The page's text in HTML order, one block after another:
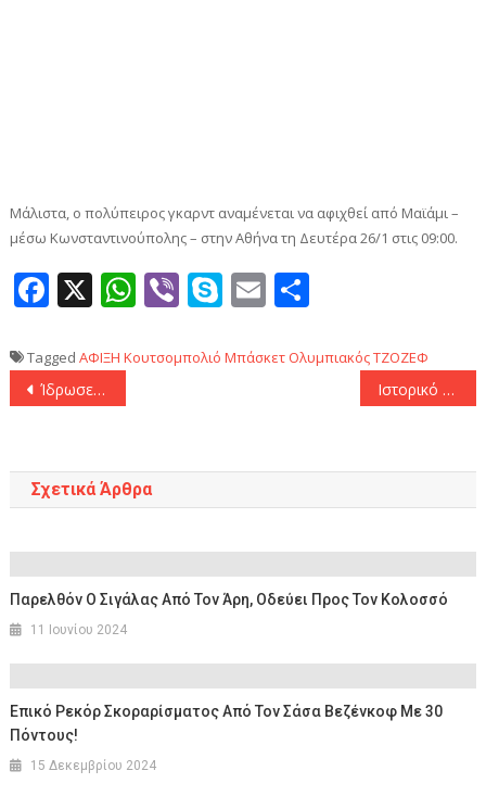
Μάλιστα, ο πολύπειρος γκαρντ αναμένεται να αφιχθεί από Μαϊάμι –
μέσω Κωνσταντινούπολης – στην Αθήνα τη Δευτέρα 26/1 στις 09:00.
Facebook
X WhatsApp
ViberSkype
Email
Tagged ΑΦΙΞΗ Κουτσομπολιό Μπάσκετ ΟλυμπιακόςΤΖΟΖΕΦ
Πλοήγηση
Ίδρωσε αλλά έφυγε νικητής από τη Ρόδο με ιστορικό Γουόρντ ο ελλιπής Ολυμπιακός! (85-98) Ιστορικό τριπλ νταμπλ για τον «αέρινο» Τάισον Γουόρντ!
Σχετικά Άρθρα
Παρελθόν Ο Σιγάλας Από Τον Άρη, Οδεύει Προς Τον Κολοσσό
11 Ιουνίου 2024
Επικό Ρεκόρ Σκοραρίσματος Από Τον Σάσα Bεζένκοφ Με 30
Πόντους!
15 Δεκεμβρίου 2024